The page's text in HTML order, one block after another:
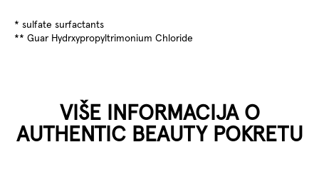
* sulfate surfactants
** Guar Hydrxypropyltrimonium Chloride
VIŠE INFORMACIJA O
AUTHENTIC BEAUTY POKRETU